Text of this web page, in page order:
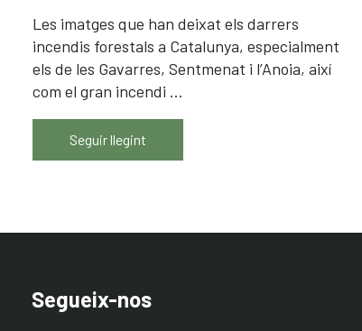
Les imatges que han deixat els darrers
incendis forestals a Catalunya, especialment
els de les Gavarres, Sentmenat i l’Anoia, així
com el gran incendi ...
Seguir llegint
Segueix-nos